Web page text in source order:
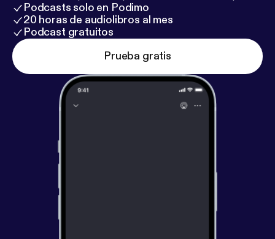
Podcasts solo en Podimo
20 horas de audiolibros al mes
Podcast gratuitos
Prueba gratis